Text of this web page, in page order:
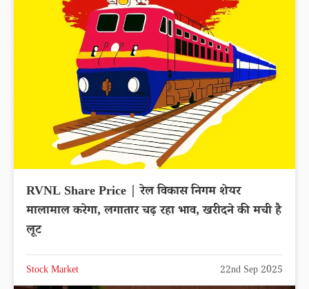
RVNL Share Price | रेल विकास निगम शेयर
मालामाल करेगा, लगातार चढ़ रहा भाव, खरीदने की मची है
लूट
Stock Market 22nd Sep 2025